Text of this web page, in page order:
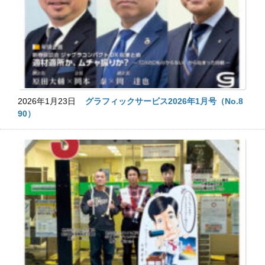
2026年1月23日 グラフィックサービス2026年1月号（No.8
90）